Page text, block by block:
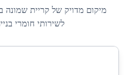
מיקום מדויק של קריית שמונה
לשירותי חומרי